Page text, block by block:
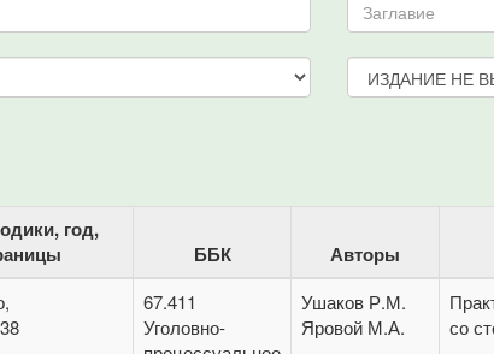
год,
ББК Авторы
67.411
Уголовно-
Ушаков Р.М.
Яровой М.А.
со